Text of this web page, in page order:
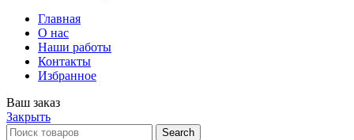
Главная
О нас
Наши работы
Контакты
Избранное
Ваш заказ
Закрыть
Search